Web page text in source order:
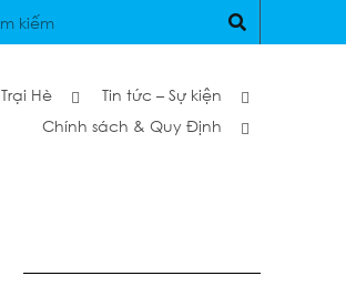
Trại Hè
Tin tức – Sự kiện
Chính sách & Quy Định